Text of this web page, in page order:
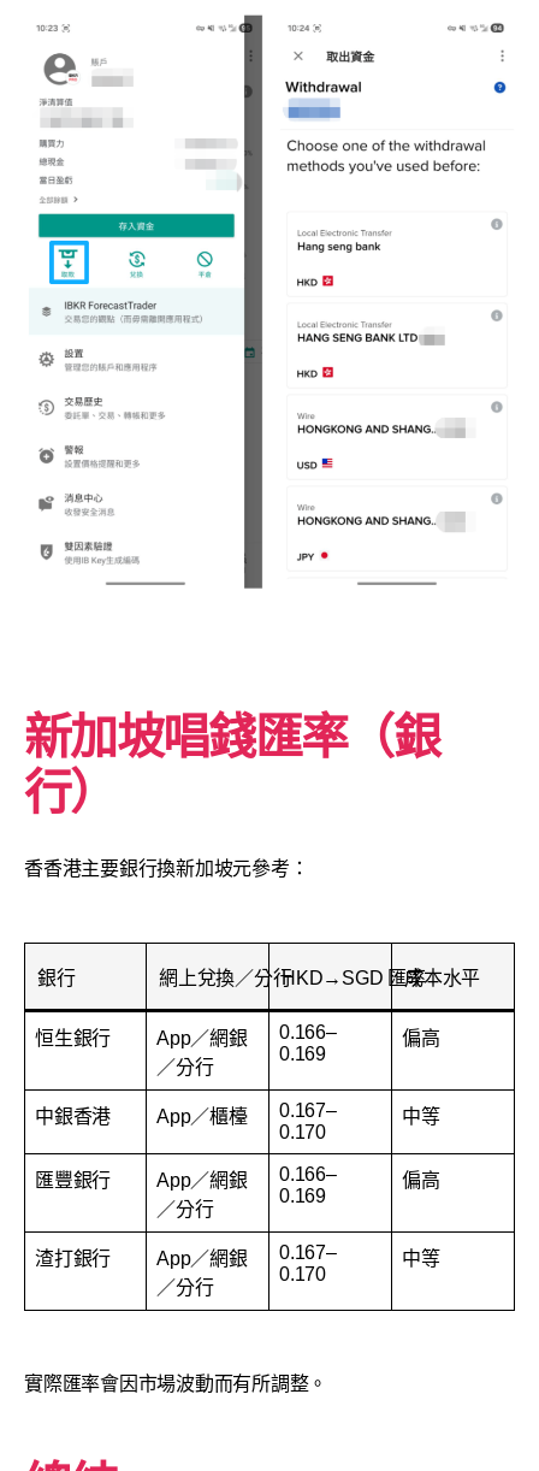
新加坡唱錢匯率（銀
行）
香香港主要銀行換新加坡元參考：
銀行 網上兌換／分行HKD→SGD 匯率成本水平
恒生銀行
App／網銀
／分行
0.166–
0.169
偏高
中銀香港 App／櫃檯
0.167–
0.170
中等
匯豐銀行
App／網銀
／分行
0.166–
0.169
偏高
渣打銀行
App／網銀
／分行
0.167–
0.170
中等
實際匯率會因市場波動而有所調整。